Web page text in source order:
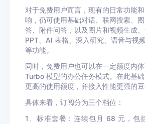
对于免费用户而言，现有的日常功能
响，仍可使用基础对话、联网搜索、
答、附件问答，以及图片和视频生成
PPT、AI 表格、深入研究、语音与视
等功能。
同时，免费用户也可以在一定额度内
Turbo 模型的办公任务模式。在此基
更高的使用额度，并接入性能更强的豆
具体来看，订阅分为三个档位：
1、标准套餐：连续包月 68 元，包